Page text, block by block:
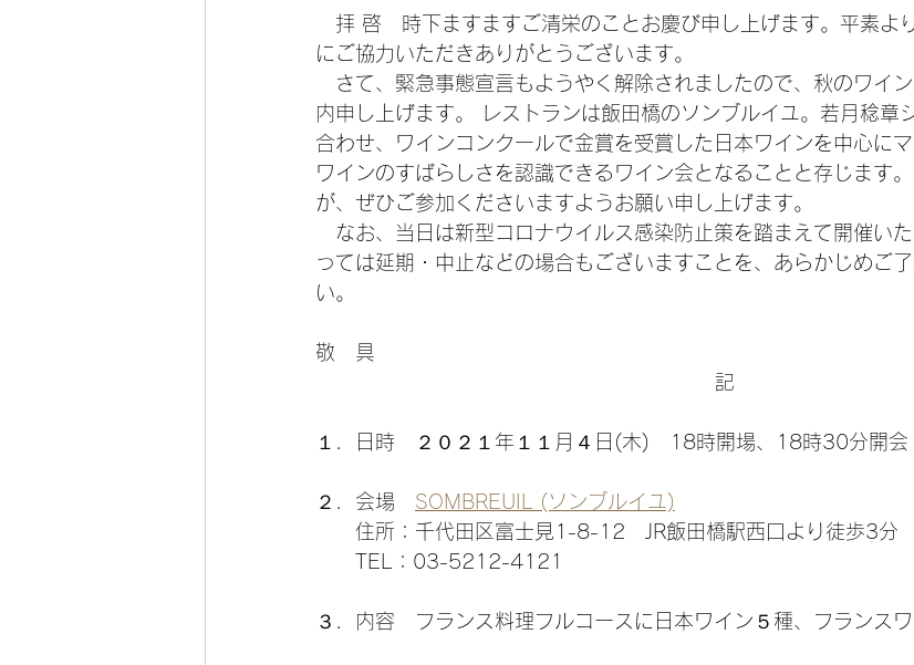
拝 啓　時下ますますご清栄のことお慶び申し上げます。平素よ
にご協力いただきありがとうございます。
さて、緊急事態宣言もようやく解除されましたので、秋のワイ
内申し上げます。 レストランは飯田橋のソンブルイユ。若月稔章
合わせ、ワインコンクールで金賞を受賞した日本ワインを中心に
ワインのすばらしさを認識できるワイン会となることと存じます
が、ぜひご参加くださいますようお願い申し上げます。
なお、当日は新型コロナウイルス感染防止策を踏まえて開催い
っては延期・中止などの場合もございますことを、あらかじめご
い。
敬　具
記
１．日時　２０２１年１１月４日(木)　18時開場、18時30分開会
２．会場 SOMBREUIL (ソンブルイユ)
住所：千代田区富士見1-8-12　JR飯田橋駅西口より徒歩3分
TEL：03-5212-4121
３．内容　フランス料理フルコースに日本ワイン５種、フランス